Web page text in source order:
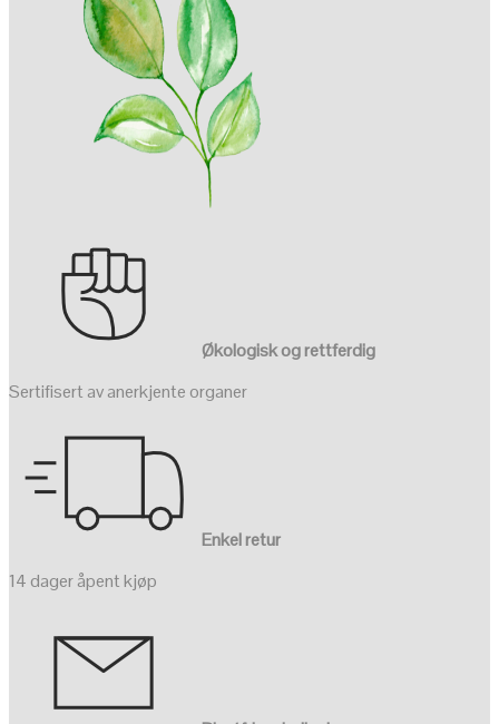
Økologisk og rettferdig
Sertifisert av anerkjente organer
Enkel retur
14 dager åpent kjøp